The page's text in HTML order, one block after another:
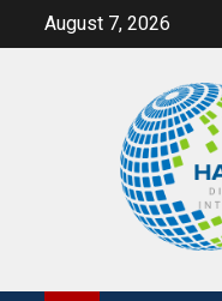
August 7, 2026